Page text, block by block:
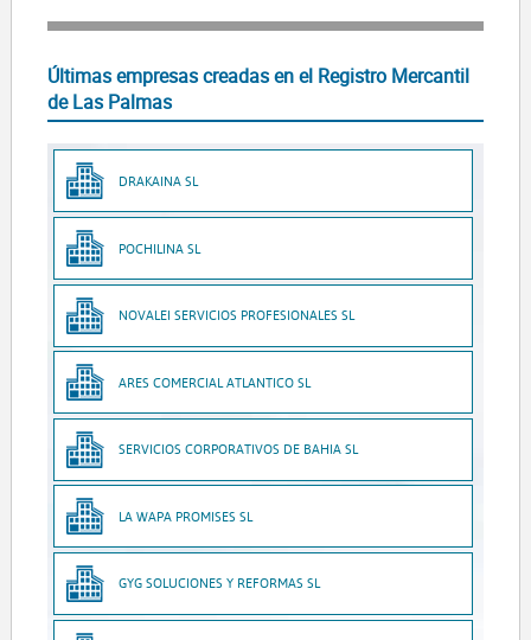
Últimas empresas creadas en el Registro Mercantil
de Las Palmas
DRAKAINA SL
POCHILINA SL
NOVALEI SERVICIOS PROFESIONALES SL
ARES COMERCIAL ATLANTICO SL
SERVICIOS CORPORATIVOS DE BAHIA SL
LA WAPA PROMISES SL
GYG SOLUCIONES Y REFORMAS SL